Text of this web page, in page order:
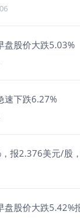
盘股价大跌5.03%
速下跌6.27%
报2.376美元/股
盘股价大跌5.42%